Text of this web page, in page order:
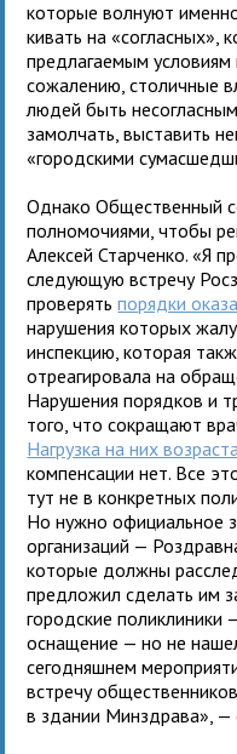
которые волнуют
кивать на «согласных»,
предлагаемым
сожалению, столичные
людей быть
замолчать, выставить
«городскими
Однако Общественный
полномочиями, чтобы
Алексей Старченко. «Я
следующую встречу
проверятьпорядки
нарушения которых
инспекцию, которая
отреагировала на
Нарушения порядков и
того, что сокращают
Нагрузка на них
компенсации нет. Все
тут не в конкретных
Но нужно официальное
организаций —
которые должны
предложил сделать им
городские поликлиники
оснащение — но не
сегодняшнем
встречу
в здании Минздрава», —